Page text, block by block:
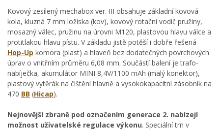
Kovový zesílený mechabox ver. III obsahuje základní kovová
kola, kluzná 7 mm ložiska (kov), kovový rotační vodič pružiny,
mosazný válec, pružinu na úrovni M120, plastovou hlavu válce a
protitlakou hlavu pístu. V základu jistě potěší i dobře řešená
Hop-Up komora (plast) a hlaveň bez dodatečných povrchových
úprav o vnitřním průměru 6,08 mm. Součástí balení je trafo-
nabíječka, akumulátor MINI 8,4V/1100 mAh (malý konektor),
plastový vytěrák na čištění hlavně a vysokokapacitní zásobník na
470 BB (Hicap).
Nejnovější zbraně pod označením generace 2. nabízejí
možnost uživatelské regulace výkonu. Speciální trn v